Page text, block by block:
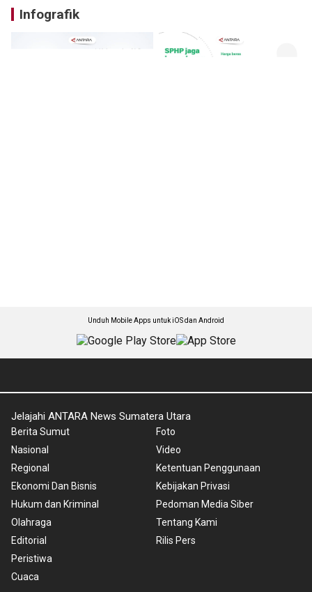
Infografik
Unduh Mobile Apps untuk iOS dan Android
Jelajahi ANTARA News Sumatera Utara
Berita Sumut
Nasional
Regional
Ekonomi Dan Bisnis
Hukum dan Kriminal
Olahraga
Editorial
Peristiwa
Cuaca
Foto
Video
Ketentuan Penggunaan
Kebijakan Privasi
Pedoman Media Siber
Tentang Kami
Rilis Pers